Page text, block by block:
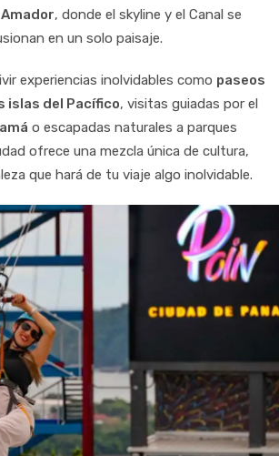
, donde el skyline y el Canal se
en un solo paisaje.
experiencias inolvidables como paseos
islas del Pacífico, visitas guiadas por el
o escapadas naturales a parques
ofrece una mezcla única de cultura,
que hará de tu viaje algo inolvidable.